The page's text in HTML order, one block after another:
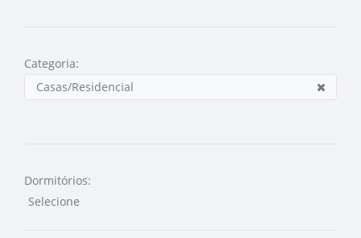
Categoria:
Casas/Residencial
Dormitórios: